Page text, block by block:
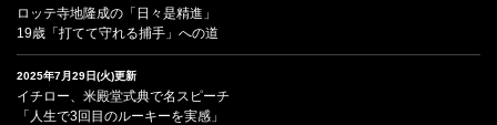
ロッテ寺地隆成の「日々是精進」
19歳「打てて守れる捕手」への道
2025年7月29日(火)更新
イチロー、米殿堂式典で名スピーチ
「人生で3回目のルーキーを実感」